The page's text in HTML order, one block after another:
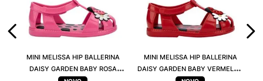
MINI MELISSA HIP BALLERINA
DAISY GARDEN BABY ROSA
MINI MELISSA HIP BALLERINA
DAISY GARDEN BABY VERMELHO